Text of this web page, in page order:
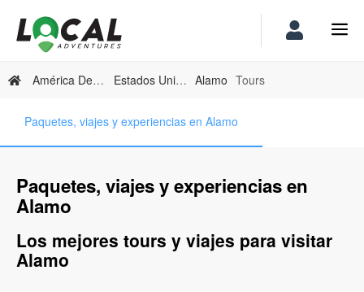
América Del Norte Estados Unidos Alamo Tours
Paquetes, viajes y experiencias en Alamo
Paquetes, viajes y experiencias en
Alamo
Los mejores tours y viajes para visitar
Alamo